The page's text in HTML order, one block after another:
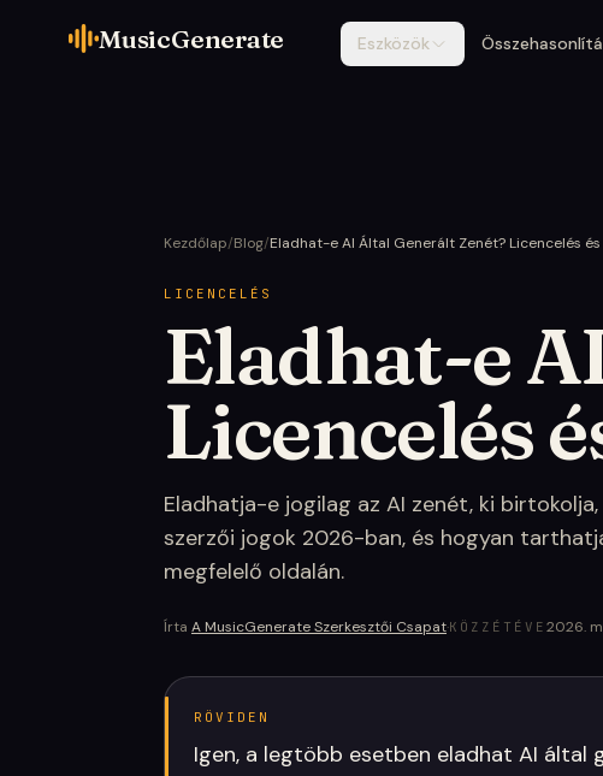
MusicGenerate Eszközök
Kezdőlap/Blog/Eladhat-e AI Által Generált Zenét? Licencelés
LICENCELÉS
Eladhat-e
Licencelés
Eladhatja-e jogilag az AI zenét, ki
szerzői jogok 2026-ban, és hogyan
megfelelő oldalán.
Írta A MusicGenerate Szerkesztői Csapat·KÖZZÉTÉVE 2026.
RÖVIDEN
Igen, a legtöbb esetben eladhat AI